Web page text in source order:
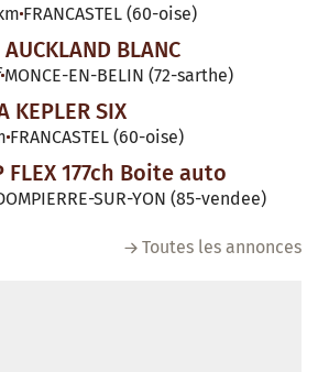
FRANCASTEL (60-oise)
BLANC
MONCE-EN-BELIN (72-sarthe)
KEPLER SIX
FRANCASTEL (60-oise)
FLEX 177ch Boite auto
SUR-YON (85-vendee)
Toutes les annonces